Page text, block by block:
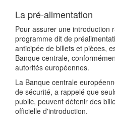
La pré-alimentation
Pour assurer une introduction
programme dit de
anticipée de billets et pièces,
Banque centrale,
autorités européennes.
La Banque centrale
de sécurité, a rappelé que
public, peuvent détenir des
officielle d'introduction.